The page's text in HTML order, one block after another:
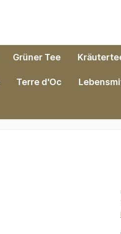
Grüner Tee
Terre d'Oc